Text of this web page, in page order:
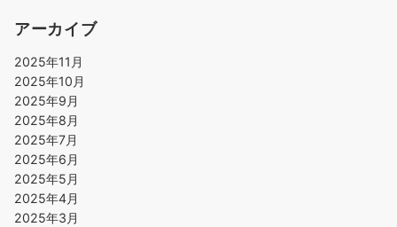
アーカイブ
2025年11月
2025年10月
2025年9月
2025年8月
2025年7月
2025年6月
2025年5月
2025年4月
2025年3月